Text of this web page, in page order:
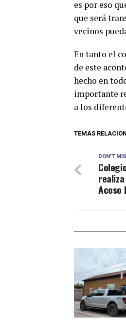
es por eso
que será
vecinos
En tanto el
de este
hecho en
importante
a los
TEMAS
DON'T
Acoso